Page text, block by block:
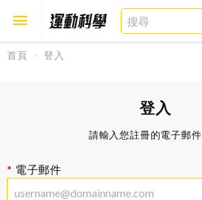
首頁 登入
登入
請輸入您註冊的電子郵件
電子郵件